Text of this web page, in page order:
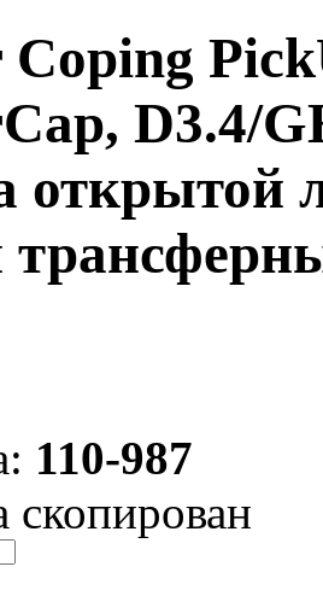
D3.4/
110-987
скопирован